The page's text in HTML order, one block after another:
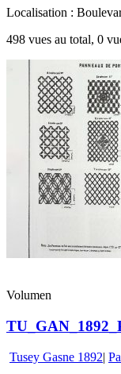
Localisation :
498 vues au total, 0
Volumen
Tusey Gasne 1892|